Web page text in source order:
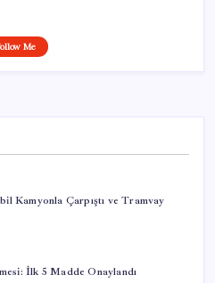
Me
Kamyonla Çarpıştı ve Tramvay
İlk 5 Madde Onaylandı